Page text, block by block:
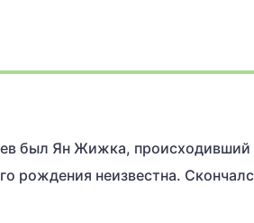
был Ян Жижка, происходивший
рождения неизвестна.